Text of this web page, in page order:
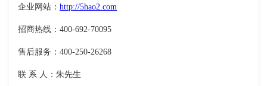
企业网站： http://5hao2.com
招商热线：400-692-70095
售后服务：400-250-26268
联 系 人：朱先生